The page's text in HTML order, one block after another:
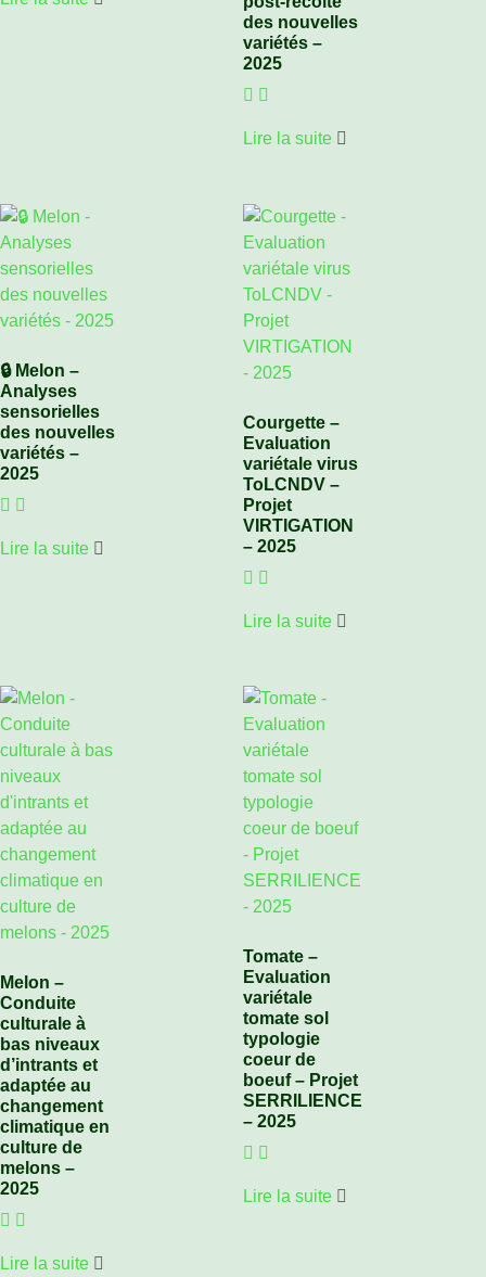
des nouvelles
variétés –
2025
Lire la suite
🔒 Melon –
Analyses
sensorielles
des nouvelles
variétés –
2025
Lire la suite
Courgette –
Evaluation
variétale virus
ToLCNDV –
Projet
VIRTIGATION
– 2025
Lire la suite
Melon –
Conduite
culturale à
bas niveaux
d’intrants et
adaptée au
changement
climatique en
culture de
melons –
2025
Lire la suite
Tomate –
Evaluation
variétale
tomate sol
typologie
coeur de
boeuf – Projet
SERRILIENCE
– 2025
Lire la suite